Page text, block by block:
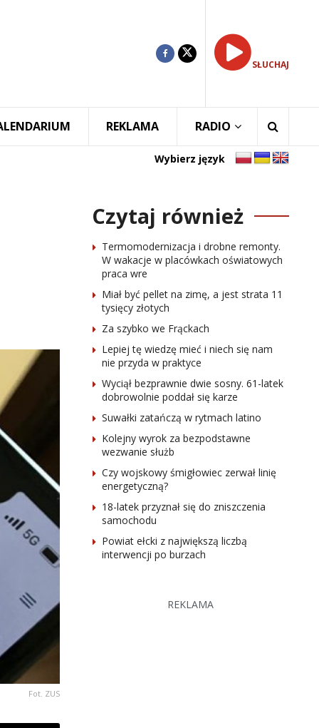
SŁUCHAJ
REKLAMA RADIO
Wybierz język
Fot. ZUS
Czytaj również
Termomodernizacja i drobne remonty.
W wakacje w placówkach oświatowych
praca wre
Miał być pellet na zimę, a jest strata 11
tysięcy złotych
Za szybko we Frąckach
Lepiej tę wiedzę mieć i niech się nam
nie przyda w praktyce
Wyciął bezprawnie dwie sosny. 61-latek
dobrowolnie poddał się karze
Suwałki zatańczą w rytmach latino
Kolejny wyrok za bezpodstawne
wezwanie służb
Czy wojskowy śmigłowiec zerwał linię
energetyczną?
18-latek przyznał się do zniszczenia
samochodu
Powiat ełcki z największą liczbą
interwencji po burzach
REKLAMA